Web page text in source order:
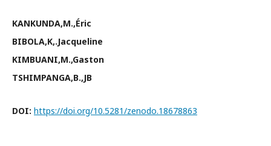
KANKUNDA,M.,Éric
BIBOLA,K,.Jacqueline
KIMBUANI,M.,Gaston
TSHIMPANGA,B.,JB
DOI: https://doi.org/10.5281/zenodo.18678863